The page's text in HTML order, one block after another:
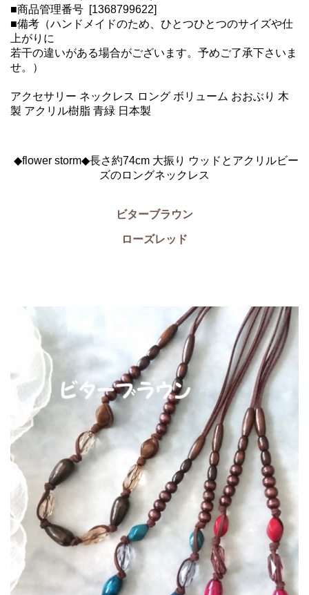
■商品管理番号 [1368799622]
■備考（ハンドメイドのため、ひとつひとつのサイズや仕
上がりに
若干の違いがある場合がございます。予めご了承下さいま
せ。）
アクセサリー ネックレス ロング ボリューム おおぶり 木
製 アクリル樹脂 青緑 日本製
◆flower storm◆長さ約74cm 大振り ウッドとアクリルビー
ズのロングネックレス
ビターブラウン
ローズレッド